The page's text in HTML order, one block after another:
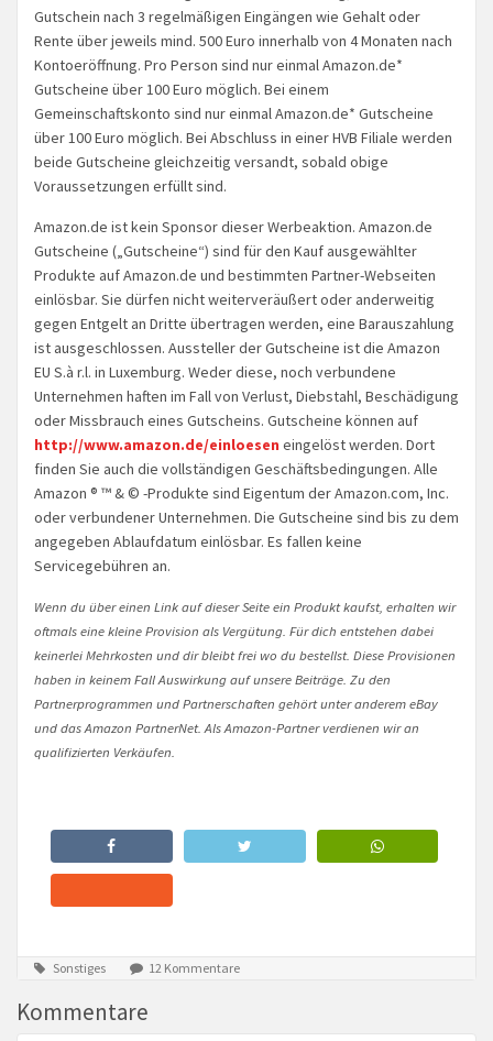
Gutschein nach 3 regelmäßigen Eingängen wie Gehalt oder
Rente über jeweils mind. 500 Euro innerhalb von 4 Monaten nach
Kontoeröffnung. Pro Person sind nur einmal Amazon.de*
Gutscheine über 100 Euro möglich. Bei einem
Gemeinschaftskonto sind nur einmal Amazon.de* Gutscheine
über 100 Euro möglich. Bei Abschluss in einer HVB Filiale werden
beide Gutscheine gleichzeitig versandt, sobald obige
Voraussetzungen erfüllt sind.
Amazon.de ist kein Sponsor dieser Werbeaktion. Amazon.de
Gutscheine („Gutscheine“) sind für den Kauf ausgewählter
Produkte auf Amazon.de und bestimmten Partner-Webseiten
einlösbar. Sie dürfen nicht weiterveräußert oder anderweitig
gegen Entgelt an Dritte übertragen werden, eine Barauszahlung
ist ausgeschlossen. Aussteller der Gutscheine ist die Amazon
EU S.à r.l. in Luxemburg. Weder diese, noch verbundene
Unternehmen haften im Fall von Verlust, Diebstahl, Beschädigung
oder Missbrauch eines Gutscheins. Gutscheine können auf
http://www.amazon.de/einloesen eingelöst werden. Dort
finden Sie auch die vollständigen Geschäftsbedingungen. Alle
Amazon ® ™ & © -Produkte sind Eigentum der Amazon.com, Inc.
oder verbundener Unternehmen. Die Gutscheine sind bis zu dem
angegeben Ablaufdatum einlösbar. Es fallen keine
Servicegebühren an.
Wenn du über einen Link auf dieser Seite ein Produkt kaufst, erhalten wir
oftmals eine kleine Provision als Vergütung. Für dich entstehen dabei
keinerlei Mehrkosten und dir bleibt frei wo du bestellst. Diese Provisionen
haben in keinem Fall Auswirkung auf unsere Beiträge. Zu den
Partnerprogrammen und Partnerschaften gehört unter anderem eBay
und das Amazon PartnerNet. Als Amazon-Partner verdienen wir an
qualifizierten Verkäufen.
Sonstiges 12 Kommentare
Kommentare